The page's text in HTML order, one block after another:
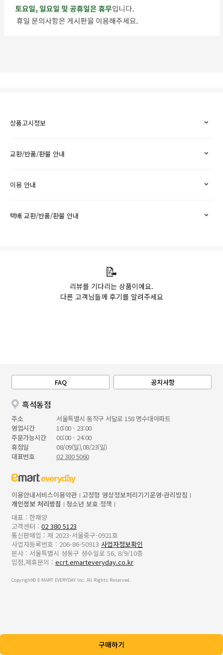
상품고시정보
교환/반품/환불 안내
이용 안내
택배 교환/반품/환불 안내
📝
리뷰를 기다리는 상품이에요.
다른 고객님들께 후기를 알려주세요
구매하기
FAQ 공지사항
흑석동점
주소
서울특별시 동작구 서달로 158 명수대아파트
영업시간
10:00 - 23:00
주문가능시간
00:00 - 24:00
휴점일
08/09(일),08/23(일)
대표번호
02 380 5060
이용안내서비스이용약관 고정형 영상정보처리기기운영·관리방침
개인정보 처리방침
청소년 보호 정책
대표 : 한채양
고객센터 : 02 380 5123
통신판매업 : 제 2023-서울중구-0921호
사업자등록번호 : 206-86-50913 사업자정보확인
본사 : 서울특별시 성동구 성수일로 56, 8/9/10층
입점,제휴문의 : ecrt.emarteveryday.co.kr
Copyright© E-MART EVERYDAY Inc. All Rights Reserved.